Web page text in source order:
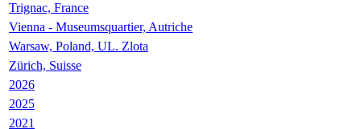
Trignac, France
Vienna - Museumsquartier, Autriche
Warsaw, Poland, UL. Zlota
Zürich, Suisse
2026
2025
2021